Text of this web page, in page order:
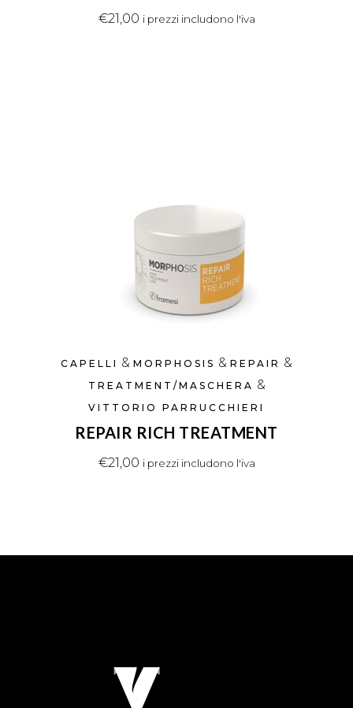
€21,00 i prezzi includono l'iva
CAPELLI & MORPHOSIS & REPAIR &
TREATMENT/MASCHERA &
VITTORIO PARRUCCHIERI
REPAIR RICH TREATMENT
€21,00 i prezzi includono l'iva